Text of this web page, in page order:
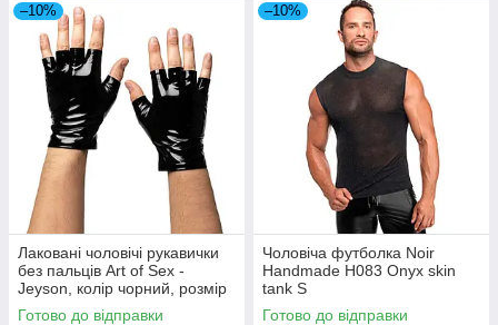
–10%
Лаковані чоловічі рукавички
без пальців Art of Sex -
Jeyson, колір чорний, розмір
L
Готово до відправки
–10%
Чоловіча футболка Noir
Handmade H083 Onyx skin
tank S
Готово до відправки